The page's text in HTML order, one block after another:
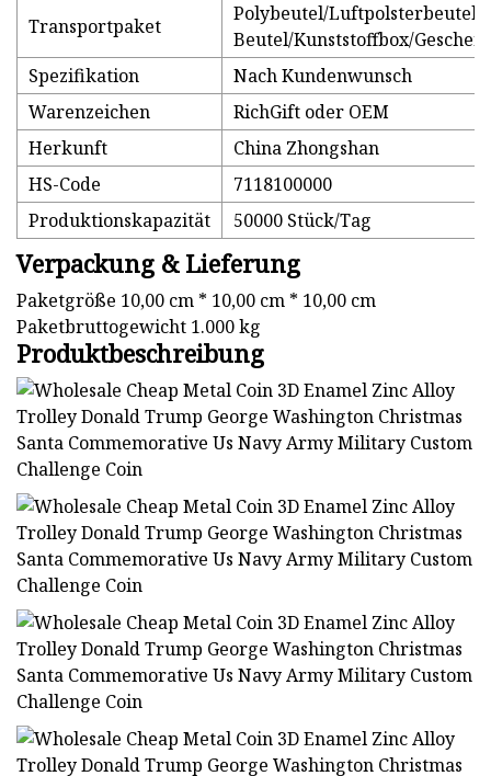
Transportpaket
Polybeutel/Luftpolsterbeutel/
Beutel/Kunststoffbox/
Spezifikation
Nach Kundenwunsch
Warenzeichen
RichGift oder OEM
Herkunft
China Zhongshan
HS-Code
7118100000
Produktionskapazität
50000 Stück/Tag
Verpackung & Lieferung
Paketgröße 10,00 cm * 10,00 cm * 10,00 cm
Paketbruttogewicht 1.000 kg
Produktbeschreibung